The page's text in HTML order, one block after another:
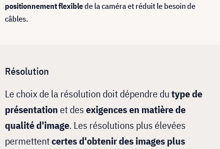
positionnement flexiblede la caméra et réduit le besoin de
câbles.
Résolution
Le choix de la résolution doit dépendre dutype de
présentationet desexigences en matière de
qualité d'image. Les résolutions plus élevées
permettentcertes d'obtenir des images plus